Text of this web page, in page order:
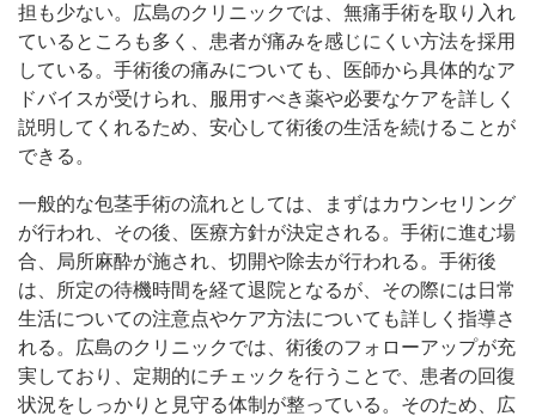
担も少ない。広島のクリニックでは、無痛手術を取り入れ
ているところも多く、患者が痛みを感じにくい方法を採用
している。手術後の痛みについても、医師から具体的なア
ドバイスが受けられ、服用すべき薬や必要なケアを詳しく
説明してくれるため、安心して術後の生活を続けることが
できる。
一般的な包茎手術の流れとしては、まずはカウンセリング
が行われ、その後、医療方針が決定される。手術に進む場
合、局所麻酔が施され、切開や除去が行われる。手術後
は、所定の待機時間を経て退院となるが、その際には日常
生活についての注意点やケア方法についても詳しく指導さ
れる。広島のクリニックでは、術後のフォローアップが充
実しており、定期的にチェックを行うことで、患者の回復
状況をしっかりと見守る体制が整っている。そのため、広